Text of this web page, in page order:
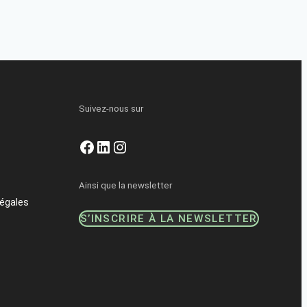
Suivez-nous sur
Facebook
LinkedIn
Instagram
Ainsi que la newsletter
S’INSCRIRE À LA NEWSLETTER